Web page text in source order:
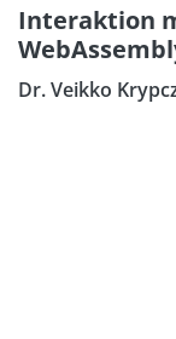
Interaktion
Dr. Veikko